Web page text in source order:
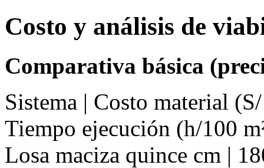
Costo y análisis de
Comparativa básica
Sistema | Costo material
Tiempo ejecución (h/100
Losa maciza quince cm |